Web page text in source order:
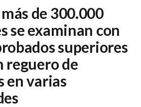
de 300.000
se examinan con
superiores
reguero de
en varias